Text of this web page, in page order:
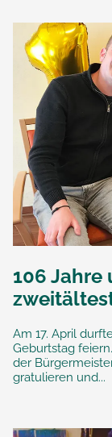
106 Jahre
Am 17. April
Geburtstag
der
gratulieren und...